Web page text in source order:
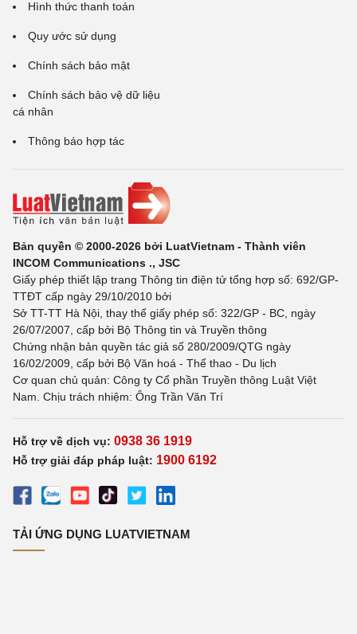
Hình thức thanh toán
Quy ước sử dụng
Chính sách bảo mật
Chính sách bảo vệ dữ liệu
cá nhân
Thông báo hợp tác
Bản quyền © 2000-2026 bởi LuatVietnam - Thành viên
INCOM Communications ., JSC
Giấy phép thiết lập trang Thông tin điện tử tổng hợp số: 692/GP-
TTĐT cấp ngày 29/10/2010 bởi
Sở TT-TT Hà Nội, thay thế giấy phép số: 322/GP - BC, ngày
26/07/2007, cấp bởi Bộ Thông tin và Truyền thông
Chứng nhận bản quyền tác giả số 280/2009/QTG ngày
16/02/2009, cấp bởi Bộ Văn hoá - Thể thao - Du lịch
Cơ quan chủ quản: Công ty Cổ phần Truyền thông Luật Việt
Nam. Chịu trách nhiệm: Ông Trần Văn Trí
Hỗ trợ về dịch vụ: 0938 36 1919
Hỗ trợ giải đáp pháp luật: 1900 6192
TẢI ỨNG DỤNG LUATVIETNAM